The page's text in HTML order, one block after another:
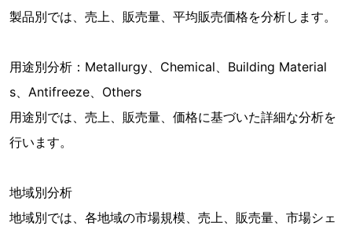
製品別では、売上、販売量、平均販売価格を分析します。
用途別分析：Metallurgy、Chemical、Building Material
s、Antifreeze、Others
用途別では、売上、販売量、価格に基づいた詳細な分析を
行います。
地域別分析
地域別では、各地域の市場規模、売上、販売量、市場シェ